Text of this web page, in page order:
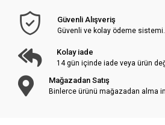
Güvenli Alışveriş
Güvenli ve kolay ödeme sistemi.
Kolay iade
14 gün içinde iade veya ürün
Mağazadan Satış
Binlerce ürünü mağazadan alma